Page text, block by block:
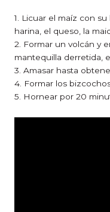
1. Licuar el maíz con
harina, el queso, la
2. Formar un volcán y
mantequilla derretida,
3. Amasar hasta
4. Formar los
5. Hornear por 20